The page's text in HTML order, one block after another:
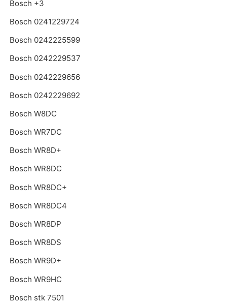
Bosch +3
Bosch 0241229724
Bosch 0242225599
Bosch 0242229537
Bosch 0242229656
Bosch 0242229692
Bosch W8DC
Bosch WR7DC
Bosch WR8D+
Bosch WR8DC
Bosch WR8DC+
Bosch WR8DC4
Bosch WR8DP
Bosch WR8DS
Bosch WR9D+
Bosch WR9HC
Bosch stk 7501